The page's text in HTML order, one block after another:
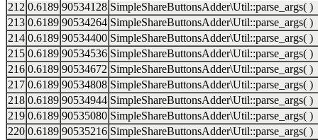
212 0.6189 90534128 SimpleShareButtonsAdder\Util::parse_args( )
213 0.6189 90534264 SimpleShareButtonsAdder\Util::parse_args( )
214 0.6189 90534400 SimpleShareButtonsAdder\Util::parse_args( )
215 0.6189 90534536 SimpleShareButtonsAdder\Util::parse_args( )
216 0.6189 90534672 SimpleShareButtonsAdder\Util::parse_args( )
217 0.6189 90534808 SimpleShareButtonsAdder\Util::parse_args( )
218 0.6189 90534944 SimpleShareButtonsAdder\Util::parse_args( )
219 0.6189 90535080 SimpleShareButtonsAdder\Util::parse_args( )
220 0.6189 90535216 SimpleShareButtonsAdder\Util::parse_args( )